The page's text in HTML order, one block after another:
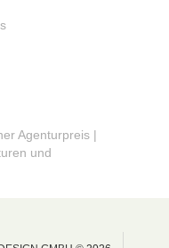
Agenturpreis |
und